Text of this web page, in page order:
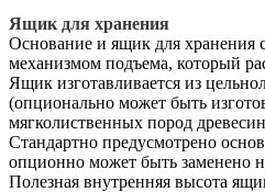
Ящик для хранения
Основание и ящик для хранения
механизмом подъема, который
Ящик изготавливается из
(опционально может быть
мягколиственных пород
Стандартно предусмотрено
опционно может быть заменено
Полезная внутренняя высота